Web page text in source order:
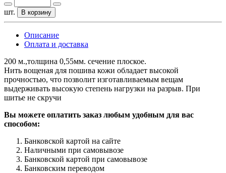
шт. В корзину
Описание
Оплата и доставка
200 м.,толщина 0,55мм. сечение плоское.
Нить вощеная для пошива кожи обладает высокой
прочностью, что позволит изготавливаемым вещам
выдерживать высокую степень нагрузки на разрыв. При
шитье не скручи
Вы можете оплатить заказ любым удобным для вас
способом:
Банковской картой на сайте
Наличными при самовывозе
Банковской картой при самовывозе
Банковским переводом